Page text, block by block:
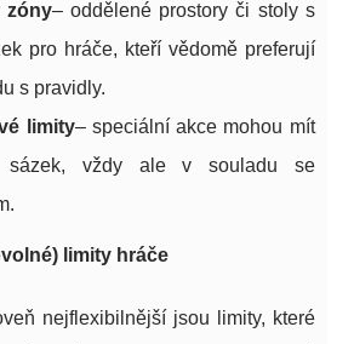
zóny– oddělené prostory či stoly s
pro hráče, kteří vědomě preferují
s pravidly.
limity– speciální akce mohou mít
sázek, vždy ale v souladu se
limity hráče
nejflexibilnější jsou limity, které